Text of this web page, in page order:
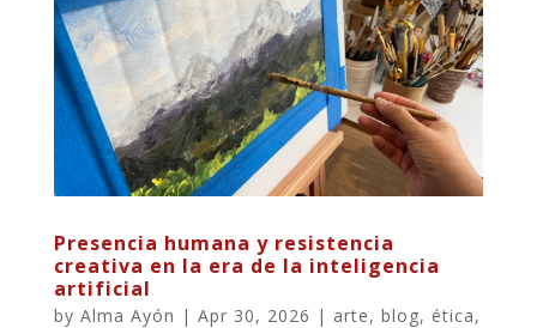
Presencia humana y resistencia
creativa en la era de la inteligencia
artificial
by Alma Ayón | Apr 30, 2026 | arte, blog, ética,